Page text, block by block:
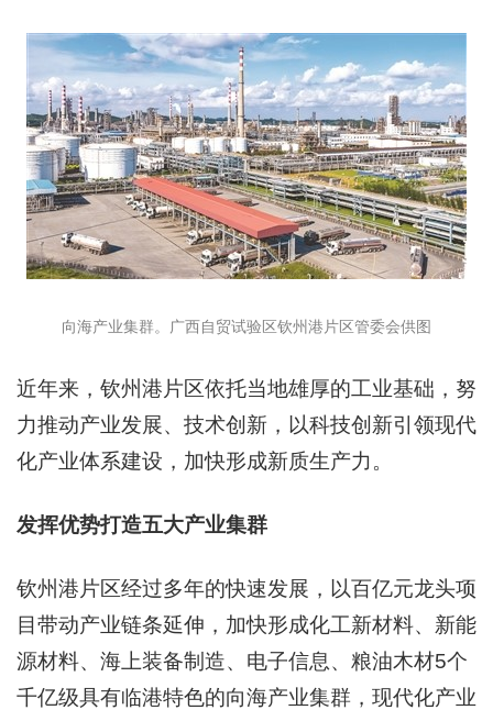
向海产业集群。广西自贸试验区钦州港片区管委会供图
近年来，钦州港片区依托当地雄厚的工业基础，努
力推动产业发展、技术创新，以科技创新引领现代
化产业体系建设，加快形成新质生产力。
发挥优势打造五大产业集群
钦州港片区经过多年的快速发展，以百亿元龙头项
目带动产业链条延伸，加快形成化工新材料、新能
源材料、海上装备制造、电子信息、粮油木材5个
千亿级具有临港特色的向海产业集群，现代化产业